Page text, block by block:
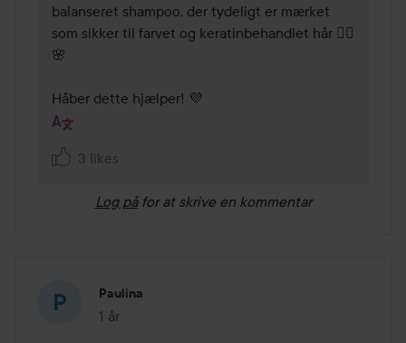
balanseret shampoo, der tydeligt er mærket
som sikker til farvet og keratinbehandlet hår 💁‍♀️
🌸
Håber dette hjælper! 💜
3 likes
Log på for at skrive en kommentar
Paulina
1 år
Posten blev oprettet 1 år